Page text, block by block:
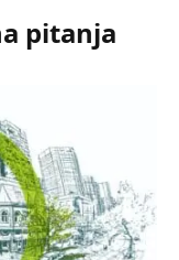
pitanja